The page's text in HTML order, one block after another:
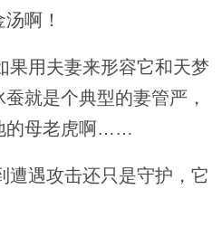
啊！
用夫妻来形容它和天梦
就是个典型的妻管严，
的母老虎啊……
遇攻击还只是守护，它